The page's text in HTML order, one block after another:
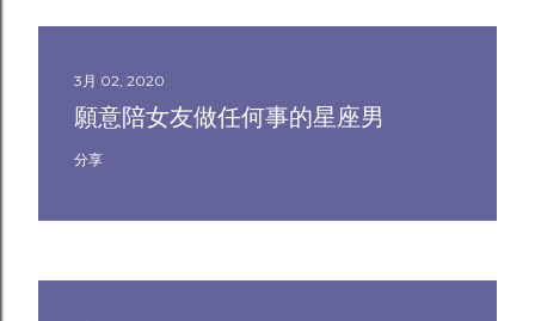
3月 02, 2020
願意陪女友做任何事的星座男
分享